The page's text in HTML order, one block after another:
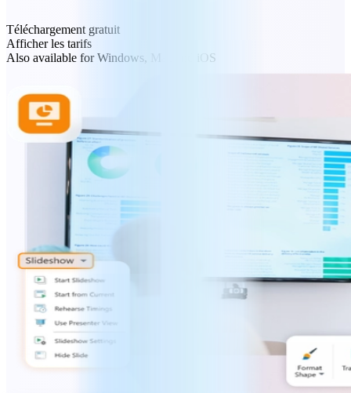
Téléchargement gratuit
Afficher les tarifs
Also available for Windows, Mac and iOS